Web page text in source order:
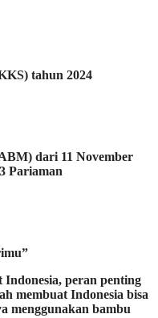
tahun 2024
dari 11 November
Pariaman
Indonesia, peran penting
membuat Indonesia bisa
menggunakan bambu